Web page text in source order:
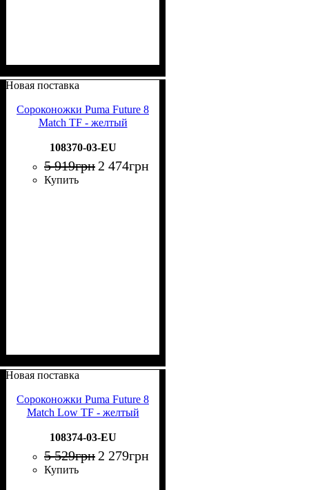
Новая поставка
Сороконожки Puma Future 8
Match TF - желтый
108370-03-EU
5 919грн2 474грн
Купить
Новая поставка
Сороконожки Puma Future 8
Match Low TF - желтый
108374-03-EU
5 529грн2 279грн
Купить